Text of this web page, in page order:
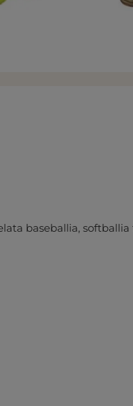
baseballia, softballia